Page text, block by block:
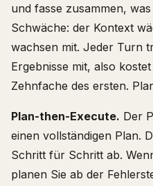
und fasse zusammen,
Schwäche: der Kontext
wachsen mit. Jeder Turn
Ergebnisse mit, also
Zehnfache des ersten.
Plan-then-Execute. Der
einen vollständigen Plan.
Schritt für Schritt ab.
planen Sie ab der